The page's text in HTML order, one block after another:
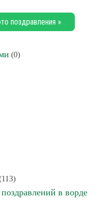
поздравления »
(0)
в ворде